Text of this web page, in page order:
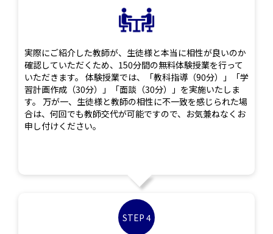
実際にご紹介した教師が、生徒様と本当に相性が良いのか
確認していただくため、150分間の無料体験授業を行って
いただきます。 体験授業では、「教科指導（90分）」「学
習計画作成（30分）」「面談（30分）」を実施いたしま
す。 万が一、生徒様と教師の相性に不一致を感じられた場
合は、何回でも教師交代が可能ですので、お気兼ねなくお
申し付けください。
STEP 4